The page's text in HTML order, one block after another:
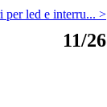
per led e interru... >
11/26